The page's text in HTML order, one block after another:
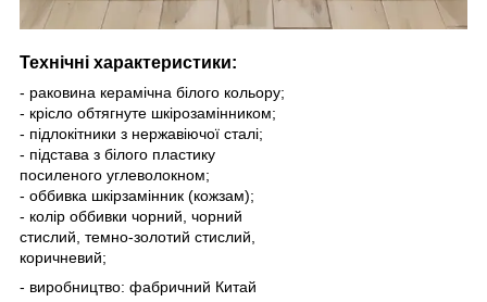
Технічні характеристики:
- раковина керамічна білого кольору;
- крісло обтягнуте шкірозамінником;
- підлокітники з нержавіючої сталі;
- підстава з білого пластику
посиленого углеволокном;
- оббивка шкірзамінник (кожзам);
- колір оббивки чорний, чорний
стислий, темно-золотий стислий,
коричневий;
- виробництво: фабричний Китай